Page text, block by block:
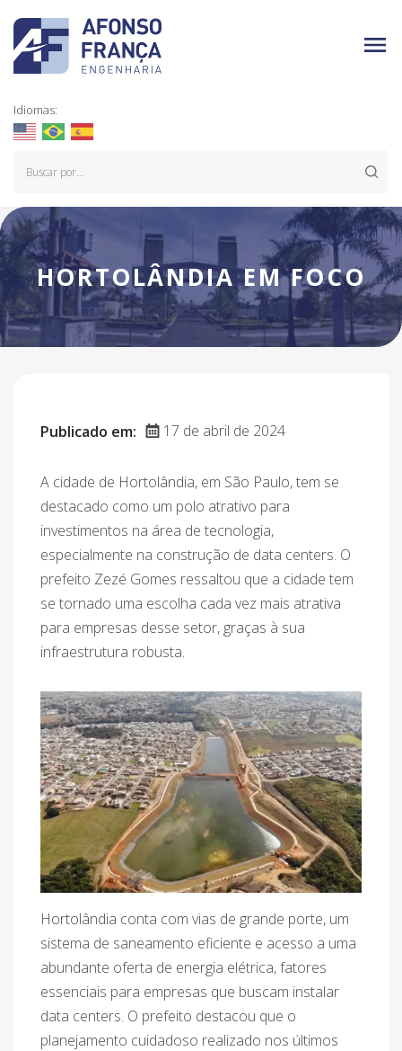
Idiomas:
HORTOLÂNDIA EM FOCO
Publicado em: 17 de abril de 2024
A cidade de Hortolândia, em São Paulo, tem se
destacado como um polo atrativo para
investimentos na área de tecnologia,
especialmente na construção de data centers. O
prefeito Zezé Gomes ressaltou que a cidade tem
se tornado uma escolha cada vez mais atrativa
para empresas desse setor, graças à sua
infraestrutura robusta.
Hortolândia conta com vias de grande porte, um
sistema de saneamento eficiente e acesso a uma
abundante oferta de energia elétrica, fatores
essenciais para empresas que buscam instalar
data centers. O prefeito destacou que o
planejamento cuidadoso realizado nos últimos